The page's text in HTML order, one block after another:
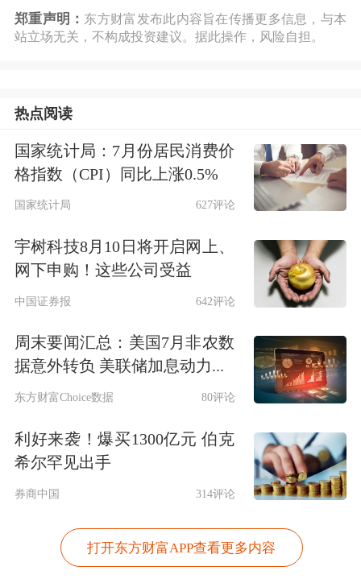
雀三号、长征十二号甲首发后，今年多
计算机 首席分析师王紫敬表示：
首先，过去的商业航天面临“星多箭
少”的局面——尽管卫星发射计划众
多，但火箭的供给规模却跟不上，如果
可重复使用火箭取得突破，可从发射成
本和频次上极大缓解当前的供需矛盾，
从而为大规模星座部署和商业航天的后
其次，技术突破将为整个产业的规模化
扩张提供关键前提。标准化的技术方案
一旦形成，就可依托我国强大的制造业
基础，实现快速复制与量产，进一步带
郑重声明： 东方财富发布此内容旨在传播更多信息，与本
站立场无关，不构成投资建议。据此操作，风险自担。
热点阅读
国家统计局：7月份居民消费价
格指数（CPI）同比上涨0.5%
国家统计局 627评论
宇树科技8月10日将开启网上、
网下申购！这些公司受益
中国证券报 642评论
周末要闻汇总：美国7月非农数
据意外转负 美联储加息动力...
东方财富Choice数据 80评论
利好来袭！爆买1300亿元 伯克
希尔罕见出手
券商中国 314评论
打开东方财富APP查看更多内容